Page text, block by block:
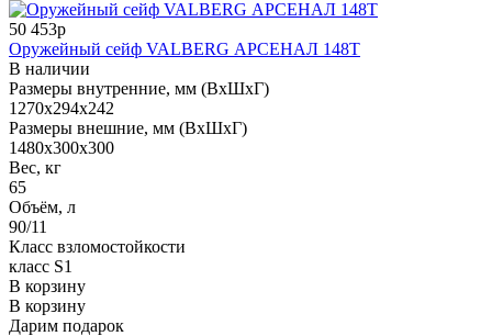
50 453р
Оружейный сейф VALBERG АРСЕНАЛ 148Т
В наличии
Размеры внутренние, мм (ВхШхГ)
1270x294x242
Размеры внешние, мм (ВхШхГ)
1480x300x300
Вес, кг
65
Объём, л
90/11
Класс взломостойкости
класс S1
В корзину
В корзину
Дарим подарок